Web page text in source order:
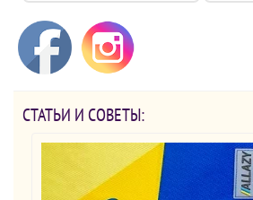
СТАТЬИ И СОВЕТЫ: